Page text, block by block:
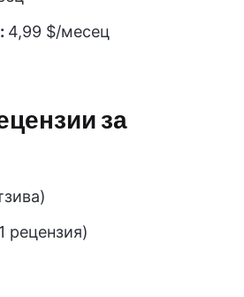
4,99 $/месец
за
рецензия)